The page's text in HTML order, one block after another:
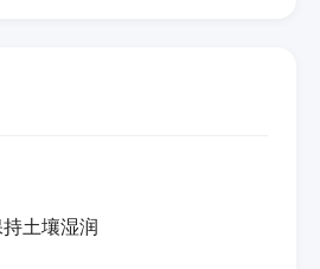
土壤湿润